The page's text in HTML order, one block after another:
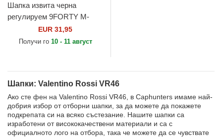
Шапка извита черна
регулируем 9FORTY M-
Crown Check на Valentino
Rossi VR46 MotoGP от New
EUR 31,95
Получи го 10 - 11 август
Шапки: Valentino Rossi VR46
Ако сте фен на Valentino Rossi VR46, в Caphunters имаме най-
добрия избор от отборни шапки, за да можете да покажете
подкрепата си на всяко състезание. Нашите шапки са
изработени от висококачествени материали и са с
официалното лого на отбора, така че можете да се чувствате